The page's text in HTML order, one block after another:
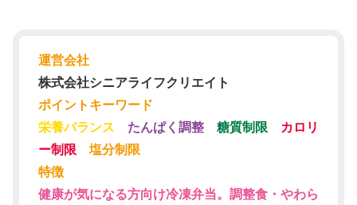
運営会社
株式会社シニアライフクリエイト
ポイントキーワード
栄養バランス
たんぱく調整 糖質制限
カロリ
ー制限
塩分制限
特徴
健康が気になる方向け冷凍弁当。調整食・やわら